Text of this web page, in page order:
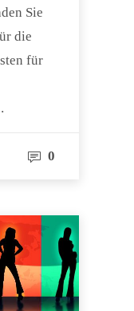
Sie
die
für
0